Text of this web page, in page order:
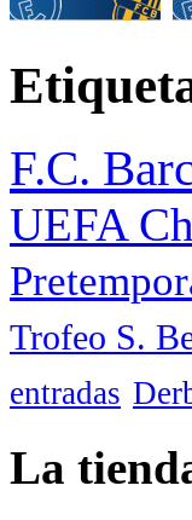
F.C.
UEFA
Trofeo S.
entradas
La